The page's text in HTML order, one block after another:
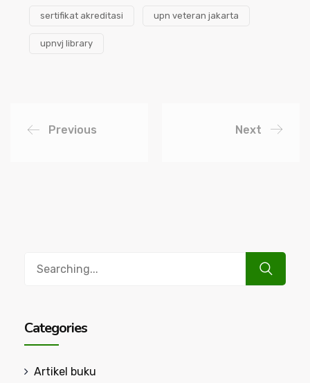
sertifikat akreditasi upn veteran jakarta
upnvj library
Previous Next
Categories
Artikel buku